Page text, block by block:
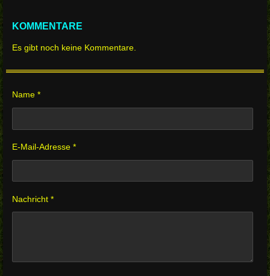
KOMMENTARE
Es gibt noch keine Kommentare.
Name *
E-Mail-Adresse *
Nachricht *